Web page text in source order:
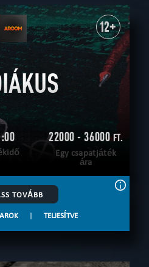
12+
22000 - 36000FT.
Egy csapatjáték
ára
TOVÁBB
| TELJESÍTVE